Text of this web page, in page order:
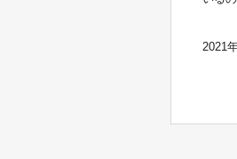
2021